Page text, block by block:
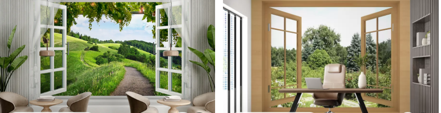
võib puhastada veega.
Rakendusmeetod Suurepärane rakendus
Saadaolevad materjalid
Standard
44.9826.99€/m²
Premium
56